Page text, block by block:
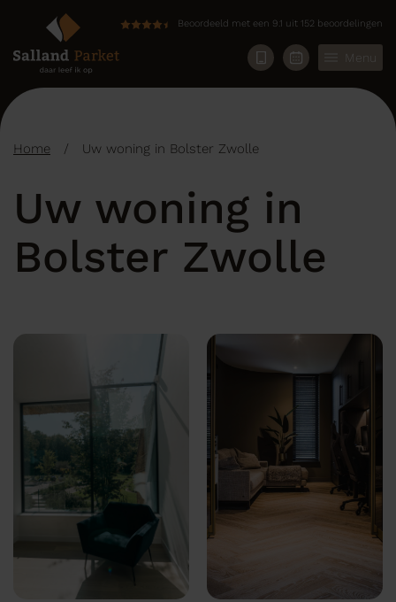
Beoordeeld met een 9.1 uit 152 beoordelingen
Menu
Home / Uw woning in Bolster Zwolle
Uw woning in
Bolster Zwolle